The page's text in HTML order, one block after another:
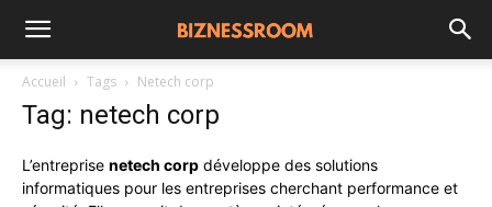
Accueil Tags Netech corp
Tag: netech corp
L’entreprise netech corp développe des solutions
informatiques pour les entreprises cherchant performance et